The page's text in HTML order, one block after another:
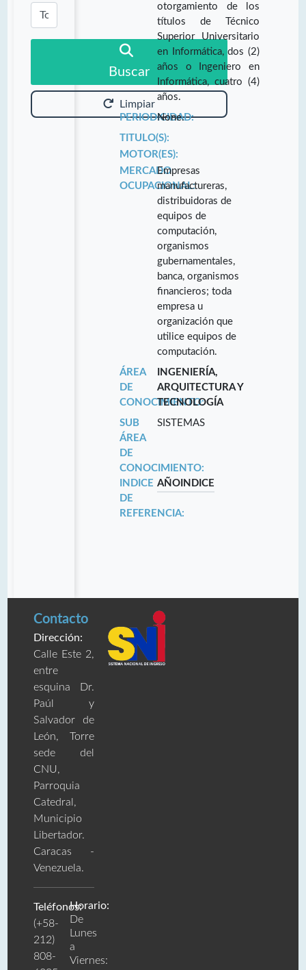
Buscar
Limpiar
otorgamiento de los
títulos de Técnico
Superior Universitario
en Informática, dos (2)
años o Ingeniero en
Informática, cuatro (4)
años.
PERIODICIDAD:
None.
TITULO(S):
MOTOR(ES):
MERCADO
OCUPACIONAL:
Empresas
manufactureras,
distribuidoras de
equipos de
computación,
organismos
gubernamentales,
banca, organismos
financieros; toda
empresa u
organización que
utilice equipos de
computación.
ÁREA
DE
CONOCIMIENTO:
INGENIERÍA,
ARQUITECTURA Y
TECNOLOGÍA
SUB
ÁREA
DE
CONOCIMIENTO:
SISTEMAS
INDICE
DE
REFERENCIA:
AÑO INDICE
Contacto
Dirección:
Calle Este 2,
entre
esquina Dr.
Paúl y
Salvador de
León, Torre
sede del
CNU,
Parroquia
Catedral,
Municipio
Libertador.
Caracas -
Venezuela.
Teléfonos:
(+58-
212)
808-
Horario:
De
Lunes
a
Viernes: